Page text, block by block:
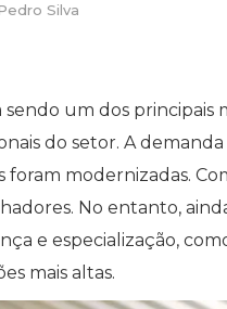
Pedro Silva
um dos principais
do setor. A
modernizadas.
No entanto,
e especialização,
mais altas.